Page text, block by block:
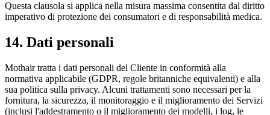
Questa clausola si applica nella misura massima consentita dal diritto
imperativo di protezione dei consumatori e di responsabilità medica.
14. Dati personali
Mothair tratta i dati personali del Cliente in conformità alla
normativa applicabile (GDPR, regole britanniche equivalenti) e alla
sua politica sulla privacy. Alcuni trattamenti sono necessari per la
fornitura, la sicurezza, il monitoraggio e il miglioramento dei Servizi
(inclusi l'addestramento o il miglioramento dei modelli, i log, le